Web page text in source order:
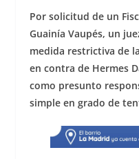
c
e
b
o
o
k
at
s
A
p
p
ss
e
n
g
er
Por solicitud de un
Guainía Vaupés, un
medida restrictiva de
en contra de Hermes
como presunto
simple en grado de